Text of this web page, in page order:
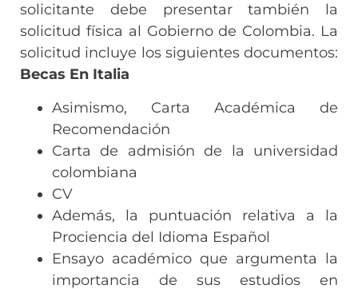
solicitante debe presentar también la
solicitud física al Gobierno de Colombia. La
solicitud incluye los siguientes documentos:
Becas En Italia
Asimismo, Carta Académica de
Recomendación
Carta de admisión de la universidad
colombiana
CV
Además, la puntuación relativa a la
Prociencia del Idioma Español
Ensayo académico que argumenta la
importancia de sus estudios en